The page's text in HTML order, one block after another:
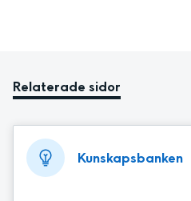
Relaterade sidor
Kunskapsbanken